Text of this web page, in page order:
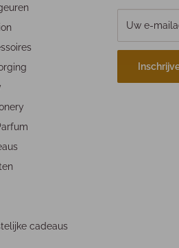
cadeaus
Uw e-